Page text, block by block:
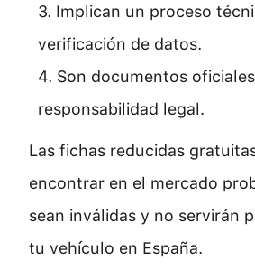
3. Implican un proceso
verificación de datos.
4. Son documentos
responsabilidad legal.
Las fichas reducidas
encontrar en el mercado
sean inválidas y no servirán
tu vehículo en España.